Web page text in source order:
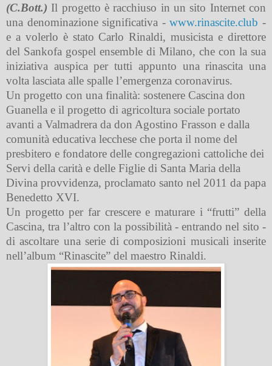
(C.Bott.) Il progetto è racchiuso in un sito Internet con
una denominazione significativa -www.rinascite.club -
e a volerlo è stato Carlo Rinaldi, musicista e direttore
del Sankofa gospel ensemble di Milano, che con la sua
iniziativa auspica per tutti appunto una rinascita una
volta lasciata alle spalle l’emergenza coronavirus.
Un progetto con una finalità: sostenere Cascina don
Guanella e il progetto di agricoltura sociale portato
avanti a Valmadrera da don Agostino Frasson e dalla
comunità educativa lecchese che porta il nome del
presbitero e fondatore delle congregazioni cattoliche dei
Servi della carità e delle Figlie di Santa Maria della
Divina provvidenza, proclamato santo nel 2011 da papa
Benedetto XVI.
Un progetto per far crescere e maturare i “frutti” della
Cascina, tra l’altro con la possibilità - entrando nel sito -
di ascoltare una serie di composizioni musicali inserite
nell’album “Rinascite” del maestro Rinaldi.